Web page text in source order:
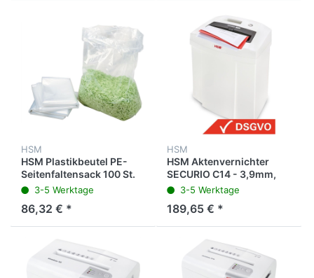
HSM
HSM Plastikbeutel PE-
Seitenfaltensack 100 St.
für B32, 125.2
3-5 Werktage
86,32 € *
HSM
HSM Aktenvernichter
SECURIO C14 - 3,9mm,
Streifenschnitt, 10-12
3-5 Werktage
189,65 € *